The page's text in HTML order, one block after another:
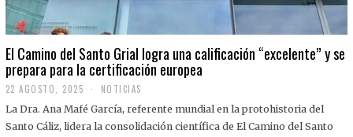
El Camino del Santo Grial logra una calificación “excelente” y se
prepara para la certificación europea
22 AGOSTO, 2025
2
A
G
NOTICIAS
La Dra. Ana Mafé García, referente mundial en la protohistoria del
Santo Cáliz, lidera la consolidación científica de El Camino del Santo